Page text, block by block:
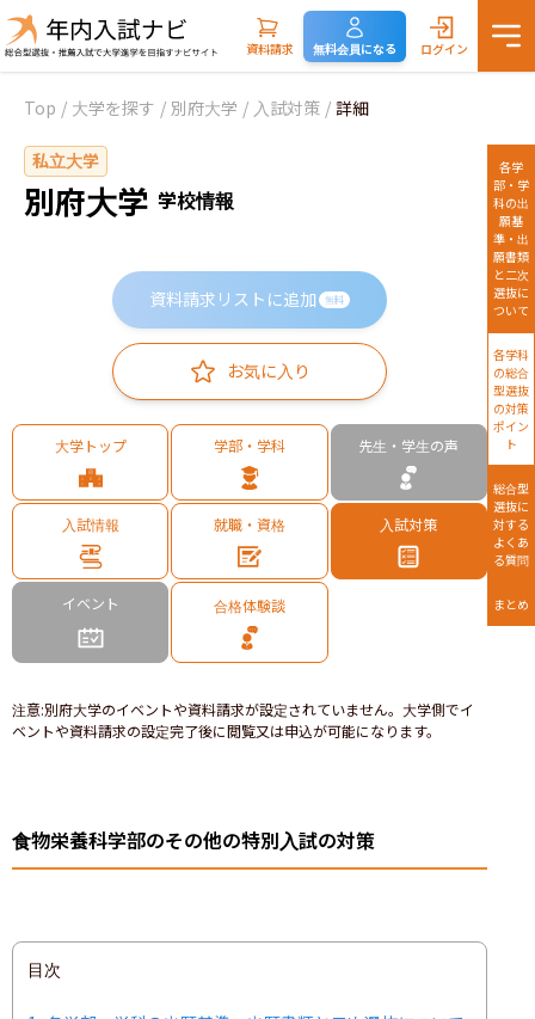
資料請求 無料会員になる ログイン
Top / 大学を探す / 別府大学 / 入試対策 / 詳細
私立大学
別府大学 学校情報
資料請求リストに追加 無料
お気に入り
大学トップ 学部・学科 先生・学生の声
入試情報 就職・資格 入試対策
イベント 合格体験談
注意:別府大学のイベントや資料請求が設定されていません。大学側でイ
ベントや資料請求の設定完了後に閲覧又は申込が可能になります。
食物栄養科学部のその他の特別入試の対策
目次
各学
部・学
科の出
願基
準・出
願書類
と二次
選抜に
ついて
各学科
の総合
型選抜
の対策
ポイン
ト
総合型
選抜に
対する
よくあ
る質問
まとめ